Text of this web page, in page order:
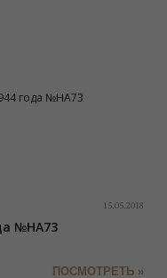
15.05.2018
№НА73
ПОСМОТРЕТЬ »